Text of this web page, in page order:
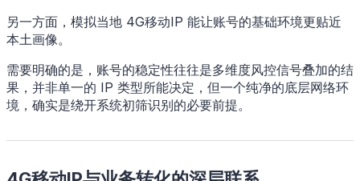
另一方面，模拟当地 4G移动IP 能让账号的基础环境更贴近
本土画像。
需要明确的是，账号的稳定性往往是多维度风控信号叠加的结
果，并非单一的 IP 类型所能决定，但一个纯净的底层网络环
境，确实是绕开系统初筛识别的必要前提。